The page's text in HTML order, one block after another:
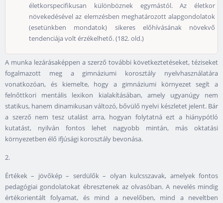
életkorspecifikusan különböznek egymástól. Az életkor
növekedésével az elemzésben meghatározott alapgondolatok
(esetünkben mondatok) sikeres előhívásának növekvő
tendenciája volt érzékelhető. (182. old.)
A munka lezárásaképpen a szerző további következtetéseket, téziseket
fogalmazott meg a gimnáziumi korosztály nyelvhasználatára
vonatkozóan, és kiemelte, hogy a gimnáziumi környezet segít a
felnőttkori mentális lexikon kialakításában, amely ugyanúgy nem
statikus, hanem dinamikusan változó, bővülő nyelvi készletet jelent. Bár
a szerző nem tesz utalást arra, hogyan folytatná ezt a hiánypótló
kutatást, nyilván fontos lehet nagyobb mintán, más oktatási
környezetben élő ifjúsági korosztály bevonása.
2.
Értékek – jövőkép – serdülők – olyan kulcsszavak, amelyek fontos
pedagógiai gondolatokat ébresztenek az olvasóban. A nevelés mindig
értékorientált folyamat, és mind a nevelőben, mind a neveltben